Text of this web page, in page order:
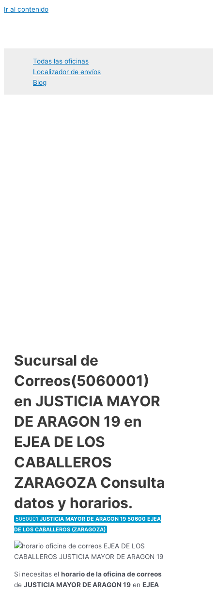
Ir al contenido
Todas las oficinas
Localizador de envíos
Blog
Sucursal de
Correos(5060001)
en JUSTICIA MAYOR
DE ARAGON 19 en
EJEA DE LOS
CABALLEROS
ZARAGOZA Consulta
datos y horarios.
5060001JUSTICIA MAYOR DE ARAGON 19 50600 EJEA
DE LOS CABALLEROS (ZARAGOZA)
Si necesitas elhorario de la oficina de correos
deJUSTICIA MAYOR DE ARAGON 19 enEJEA